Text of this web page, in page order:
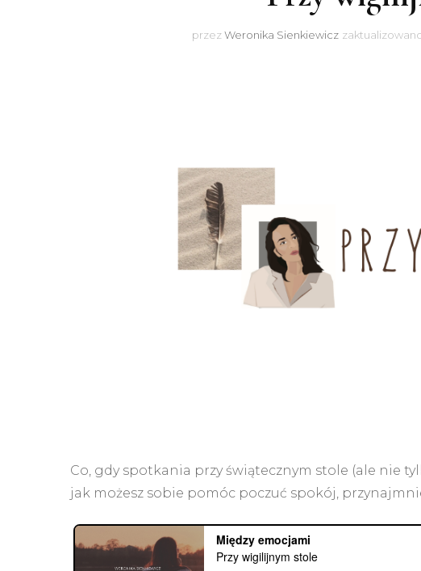
przezWeronika Sienkiewicz
Co, gdy spotkania przy świątecznym stole (ale nie
jak możesz sobie pomóc poczuć spokój,